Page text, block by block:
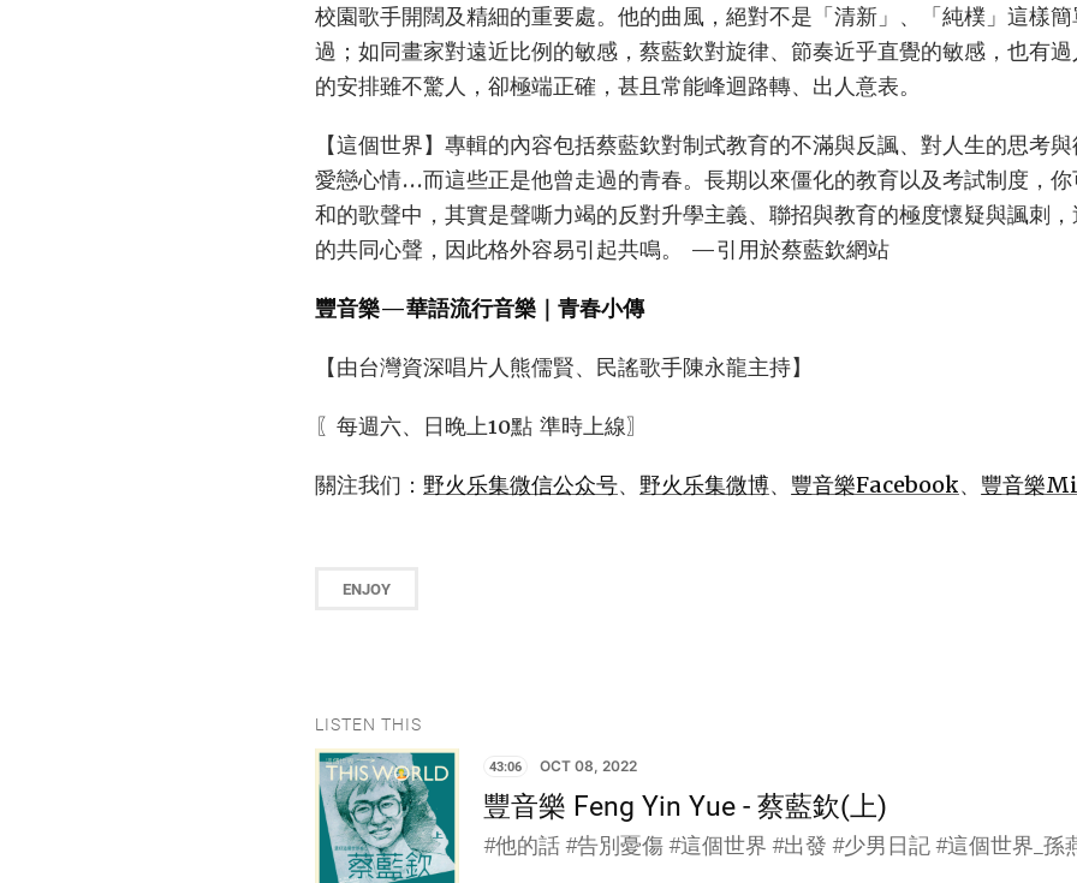
校園歌手開闊及精細的重要處。他的曲風，絕對不是「清新」、「純樸」這樣
過；如同畫家對遠近比例的敏感，蔡藍欽對旋律、節奏近乎直覺的敏感，也有
的安排雖不驚人，卻極端正確，甚且常能峰迴路轉、出人意表。
【這個世界】專輯的內容包括蔡藍欽對制式教育的不滿與反諷、對人生的思考
愛戀心情...而這些正是他曾走過的青春。長期以來僵化的教育以及考試制度，
和的歌聲中，其實是聲嘶力竭的反對升學主義、聯招與教育的極度懷疑與諷刺
的共同心聲，因此格外容易引起共鳴。 —引用於蔡藍欽網站
豐音樂—華語流行音樂｜青春小傳
【由台灣資深唱片人熊儒賢、民謠歌手陳永龍主持】
〖每週六、日晚上10點 準時上線〗
關注我们： 野火乐集微信公众号、 野火乐集微博、 豐音樂Facebook、 豐音樂
ENJOY
LISTEN THIS
43:06 OCT 08, 2022
豐音樂 Feng Yin Yue - 蔡藍欽(上)
#他的話 #告別憂傷 #這個世界 #出發 #少男日記 #這個世界_孫